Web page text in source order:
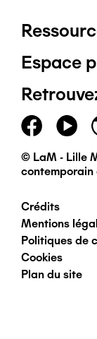
Pied
de
page
Espace
© LaM - Lille
contemporain
Pied
de
page
Crédits
Mentions
Politiques de
Cookies
Plan du site